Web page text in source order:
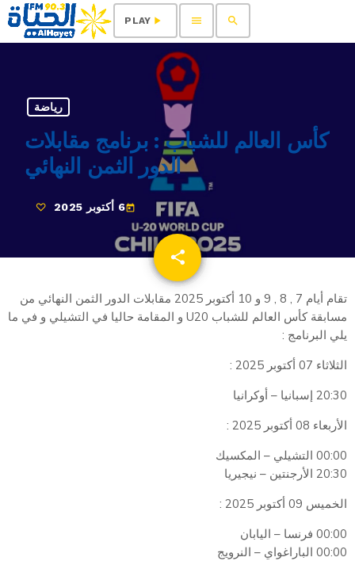
search
menu
play_arrow
PLAY
رياضة
كأس العالم للشباب : برنامج مقابلات
الدور الثمن النهائي
today6 أكتوبر 2025
share
email
تقام أيام 7 , 8 , 9 و 10 أكتوبر 2025 مقابلات الدور الثمن النهائي من
مسابقة كأس العالم للشباب U20 و المقامة حاليا في التشيلي و في ما
يلي البرنامج :
الثلاثاء 07 أكتوبر 2025 :
20:30 إسبانيا – أوكرانيا
الأربعاء 08 أكتوبر 2025 :
00:00 التشيلي – المكسيك
20:30 الأرجنتين – نيجيريا
الخميس 09 أكتوبر 2025 :
00:00 فرنسا – اليابان
00:00 الباراغواي – النرويج